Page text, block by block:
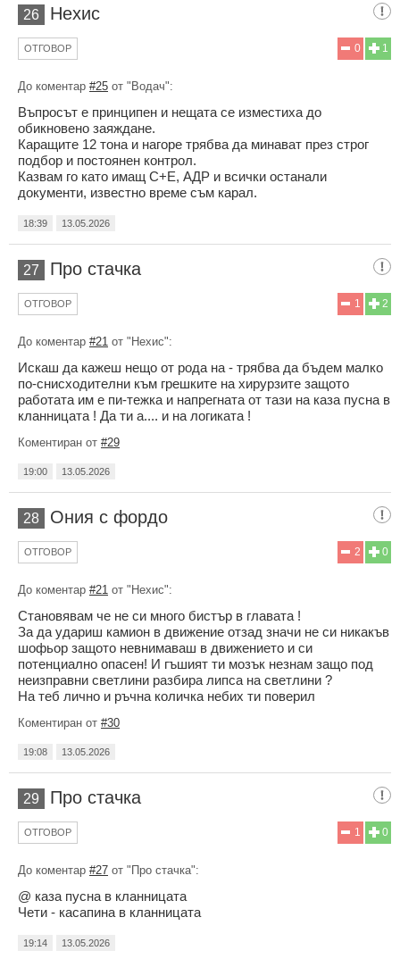
26 Нехис
1
0
ОТГОВОР
До коментар #25 от "Водач":
Въпросът е принципен и нещата се изместиха до
обикновено заяждане.
Каращите 12 тона и нагоре трябва да минават през строг
подбор и постоянен контрол.
Казвам го като имащ С+Е, АДР и всички останали
документи, известно време съм карал.
18:39 13.05.2026
27 Про стачка
2
1
ОТГОВОР
До коментар #21 от "Нехис":
Искаш да кажеш нещо от рода на - трябва да бъдем малко
по-снисходителни към грешките на хирурзите защото
работата им е пи-тежка и напрегната от тази на каза пусна в
кланницата ! Да ти а.... и на логиката !
Коментиран от #29
19:00 13.05.2026
28 Ония с фордо
0
2
ОТГОВОР
До коментар #21 от "Нехис":
Становявам че не си много бистър в главата !
За да удариш камион в движение отзад значи не си никакъв
шофьор защото невнимаваш в движението и си
потенциално опасен! И гъшият ти мозък незнам защо под
неизправни светлини разбира липса на светлини ?
На теб лично и ръчна количка небих ти поверил
Коментиран от #30
19:08 13.05.2026
29 Про стачка
0
1
ОТГОВОР
До коментар #27 от "Про стачка":
@ каза пусна в кланницата
Чети - касапина в кланницата
19:14 13.05.2026